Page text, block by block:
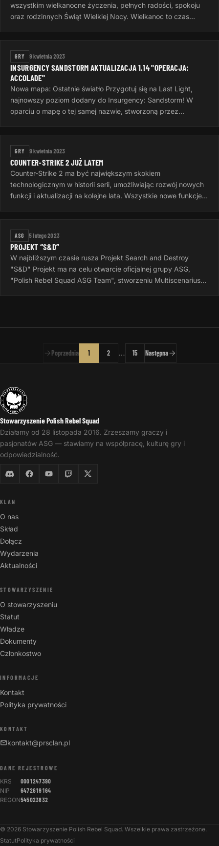
wszystkim wielkanocne życzenia, pełnych radości, spokoju
oraz rodzinnych Świąt Wielkiej Nocy. Wielkanoc to czas
GRY 9 kwietnia 2023
INSURGENCY SANDSTORM AKTUALIZACJA 1.14 "OPERACJA:
ACCOLADE"
Nowa mapa: Ostatnie światło Przygotuj się na Last Light,
najnowszy poziom dodany do Insurgency: Sandstorm! W
oparciu o mapę o tej samej nazwie, stworzoną przez
GRY 9 kwietnia 2023
COUNTER-STRIKE 2 JUŻ LATEM
Counter-Strike 2 ma być największym skokiem
technologicznym w historii serii, umożliwiając rozwój nowych
funkcji i aktualizacji na kolejne lata. Wszystkie nowe funkcje
ASG 5 lutego 2023
PROJEKT “S&D”
W najbliższym czasie rusza Projekt Search and Destroy
"S&D" Projekt ma na celu otwarcie oficjalnej grupy ASG,
"Polish Rebel Squad ASG Team", stworzeniu Multiscenariusza
Poprzednia 1 2 … 15 Następna
Stowarzyszenie Polish Rebel Squad
Działamy od 28 listopada 2016. Zrzeszamy graczy i
pasjonatów ASG — stawiamy na współpracę, kulturę gry i
odpowiedzialność.
KLAN
O nas
Skład
Dołącz
Wydarzenia
Aktualności
STOWARZYSZENIE
O stowarzyszeniu
Statut
Władze
Dokumenty
Członkostwo
INFORMACJE
Kontakt
Polityka prywatności
KONTAKT
kontakt@prsclan.pl
DANE REJESTROWE
KRS 0001247390
NIP 6472619164
REGON545023832
© 2026 Stowarzyszenie Polish Rebel Squad. Wszelkie prawa zastrzeżone.
StatutPolityka prywatności